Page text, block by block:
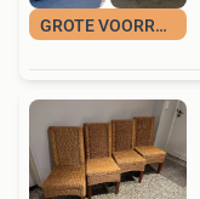
GROTE VOORRAAD